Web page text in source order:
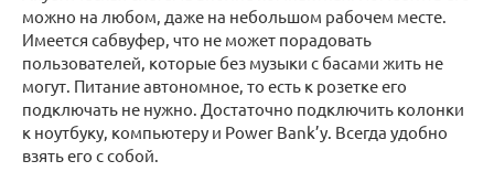
можно на любом, даже на небольшом рабочем месте.
Имеется сабвуфер, что не может порадовать
пользователей, которые без музыки с басами жить не
могут. Питание автономное, то есть к розетке его
подключать не нужно. Достаточно подключить колонки
к ноутбуку, компьютеру и Power Bank’у. Всегда удобно
взять его с собой.